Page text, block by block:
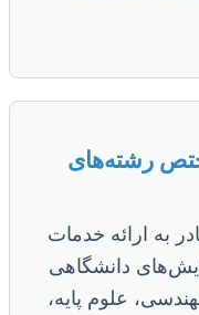
رشته‌های
به ارائه خدمات
دانشگاهی
علوم پایه،